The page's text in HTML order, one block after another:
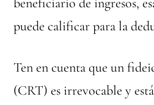
beneficiario de ingresos,
puede calificar para la
Ten en cuenta que un
(CRT) es irrevocable y